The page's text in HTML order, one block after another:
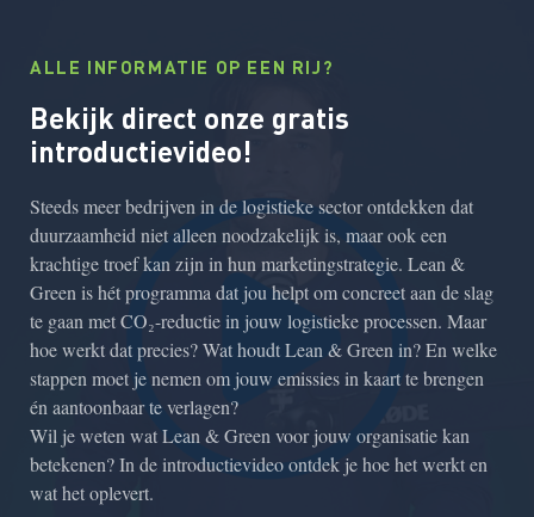
ALLE INFORMATIE OP EEN RIJ?
Bekijk direct onze gratis
introductievideo!
Steeds meer bedrijven in de logistieke sector ontdekken dat
duurzaamheid niet alleen noodzakelijk is, maar ook een
krachtige troef kan zijn in hun marketingstrategie. Lean &
Green is hét programma dat jou helpt om concreet aan de slag
te gaan met CO₂-reductie in jouw logistieke processen. Maar
hoe werkt dat precies? Wat houdt Lean & Green in? En welke
stappen moet je nemen om jouw emissies in kaart te brengen
én aantoonbaar te verlagen?
Wil je weten wat Lean & Green voor jouw organisatie kan
betekenen? In de introductievideo ontdek je hoe het werkt en
wat het oplevert.